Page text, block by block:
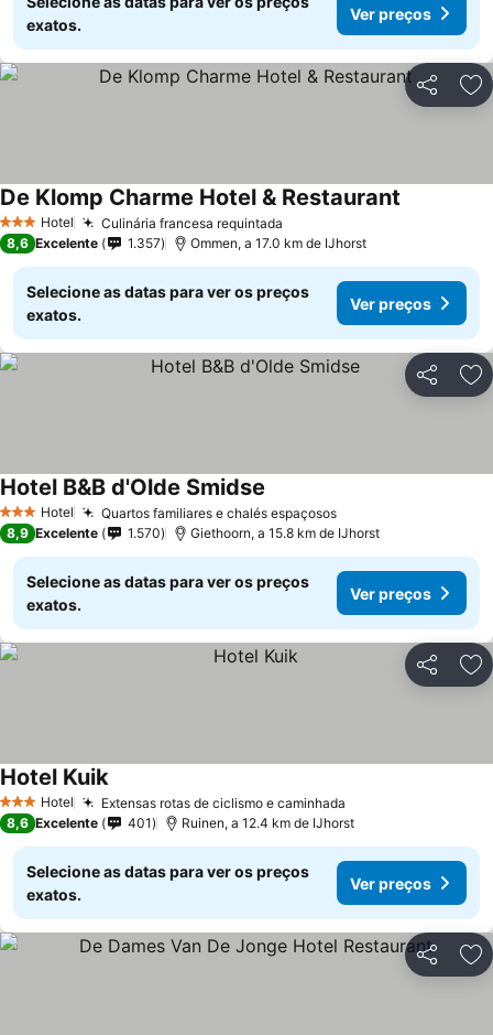
exatos.
Ver preços
Partilhar
3 EstrelasHotel Culinária francesa requintada
De Klomp Charme Hotel & Restaurant
8,6 Excelente 1.357 Ommen, a 17.0 km de IJhorst
Selecione as datas para ver os preços
exatos.
Ver preços
Partilhar
3 EstrelasHotel Quartos familiares e chalés espaçosos
Hotel B&B d'Olde Smidse
8,9 Excelente 1.570 Giethoorn, a 15.8 km de IJhorst
Selecione as datas para ver os preços
exatos.
Ver preços
Partilhar
3 EstrelasHotel Extensas rotas de ciclismo e caminhada
Hotel Kuik
8,6 Excelente 401 Ruinen, a 12.4 km de IJhorst
Selecione as datas para ver os preços
exatos.
Ver preços
Partilhar